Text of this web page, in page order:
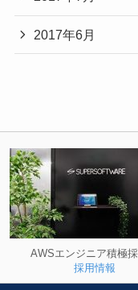
2017年6月
AWSエンジニア積極採
採用情報